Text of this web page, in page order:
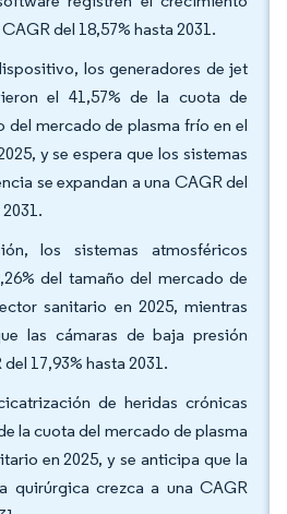
del 18,57% hasta 2031.
los generadores de jet
el 41,57% de la cuota de
del mercado de plasma frío en el
y se espera que los sistemas
se expandan a una CAGR del
los sistemas atmosféricos
del tamaño del mercado de
sanitario en 2025, mientras
las cámaras de baja presión
17,93% hasta 2031.
de heridas crónicas
la cuota del mercado de plasma
en 2025, y se anticipa que la
quirúrgica crezca a una CAGR